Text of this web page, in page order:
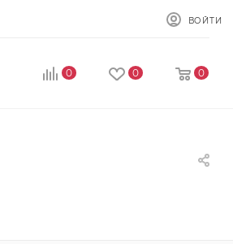
ВОЙТИ
0 0 0